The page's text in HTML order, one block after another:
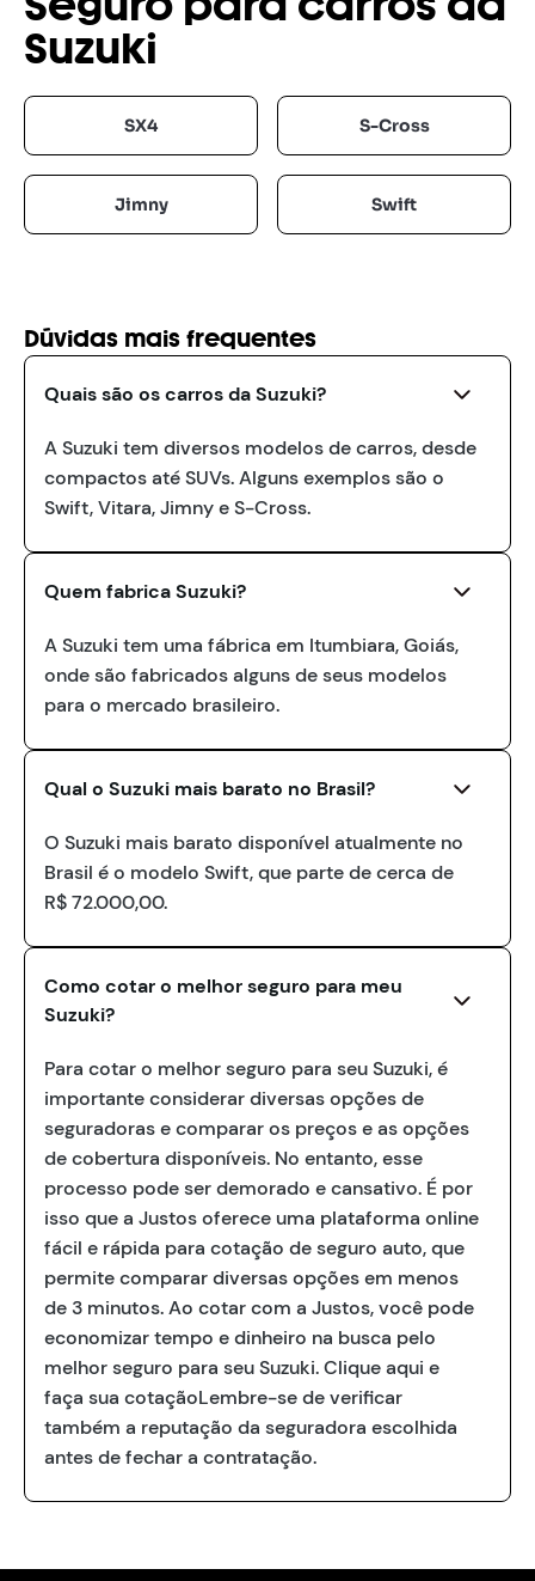
Suzuki
SX4 S-Cross
Jimny Swift
Dúvidas mais frequentes
Quais são os carros da Suzuki?
A Suzuki tem diversos modelos de carros, desde
compactos até SUVs. Alguns exemplos são o
Swift, Vitara, Jimny e S-Cross.
Quem fabrica Suzuki?
A Suzuki tem uma fábrica em Itumbiara, Goiás,
onde são fabricados alguns de seus modelos
para o mercado brasileiro.
Qual o Suzuki mais barato no Brasil?
O Suzuki mais barato disponível atualmente no
Brasil é o modelo Swift, que parte de cerca de
R$ 72.000,00.
Como cotar o melhor seguro para meu
Suzuki?
Para cotar o melhor seguro para seu Suzuki, é
importante considerar diversas opções de
seguradoras e comparar os preços e as opções
de cobertura disponíveis. No entanto, esse
processo pode ser demorado e cansativo. É por
isso que a Justos oferece uma plataforma online
fácil e rápida para cotação de seguro auto, que
permite comparar diversas opções em menos
de 3 minutos. Ao cotar com a Justos, você pode
economizar tempo e dinheiro na busca pelo
melhor seguro para seu Suzuki. Clique aqui e
faça sua cotaçãoLembre-se de verificar
também a reputação da seguradora escolhida
antes de fechar a contratação.